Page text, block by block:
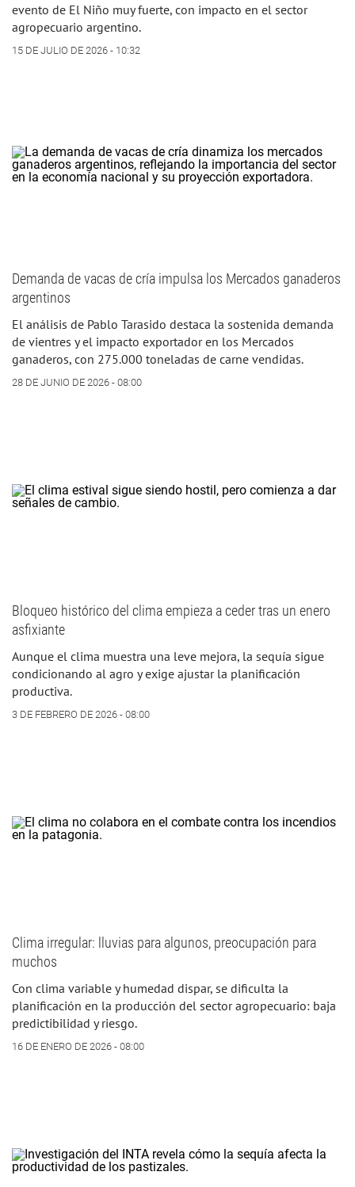
evento de El Niño muy fuerte, con impacto en el sector
agropecuario argentino.
15 DE JULIO DE 2026 - 10:32
Demanda de vacas de cría impulsa los Mercados ganaderos
argentinos
El análisis de Pablo Tarasido destaca la sostenida demanda
de vientres y el impacto exportador en los Mercados
ganaderos, con 275.000 toneladas de carne vendidas.
28 DE JUNIO DE 2026 - 08:00
Bloqueo histórico del clima empieza a ceder tras un enero
asfixiante
Aunque el clima muestra una leve mejora, la sequía sigue
condicionando al agro y exige ajustar la planificación
productiva.
3 DE FEBRERO DE 2026 - 08:00
Clima irregular: lluvias para algunos, preocupación para
muchos
Con clima variable y humedad dispar, se dificulta la
planificación en la producción del sector agropecuario: baja
predictibilidad y riesgo.
16 DE ENERO DE 2026 - 08:00